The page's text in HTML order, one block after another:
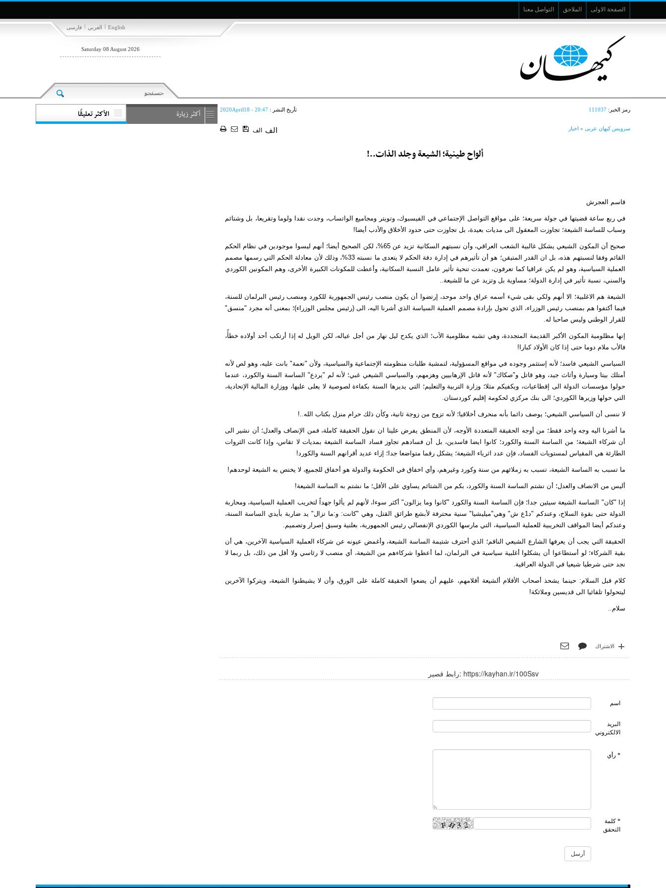
الصفحة الاولى الملاحق التواصل معنا
فارسی | العربي | English
Saturday 08 August 2026
رمز الخبر: 111037 تأريخ النشر :2020April18 - 20:47
سرویس کیهان عربی » اخبار الف الف
ألواح طينية؛ الشيعة وجلد الذات..!
قاسم العجرش
في ربع ساعة قضيتها في جولة سريعة؛ على مواقع التواصل الإجتماعي في الفيسبوك، وتويتر ومجاميع الواتساب، وجدت نقدا ولوما وتقريعا، بل وشتائم
وسباب للساسة الشيعة؛ تجاوزت المعقول الى مديات بعيدة، بل تجاوزت حتى حدود الأخلاق والأدب أيضا!
صحيح أن المكون الشيعي يشكل غالبية الشعب العراقي، وأن نسبتهم السكانية تزيد عن 65%، لكن الصحيح أيضا؛ أنهم ليسوا موجودين في نظام الحكم
القائم وفقا لنسبتهم هذه، بل ان القدر المتيقن؛ هو أن تأثيرهم في إدارة دفة الحكم لا يتعدى ما نسبته 33%، وذلك لأن معادلة الحكم التي رسمها مصمم
العملية السياسية، وهو لم يكن عراقيا كما تعرفون، تعمدت تنحية تأثير عامل النسبة السكانية، وأعطت للمكونات الكبيرة الأخرى، وهم المكونين الكوردي
والسني، نسبة تأثير في إدارة الدولة؛ مساوية بل وتزيد عن ما للشيعة..
الشيعة هم الاغلبية؛ الا أنهم ولكي بقى شيء أسمه عراق واحد موحد، إرتضوا أن يكون منصب رئيس الجمهورية للكورد ومنصب رئيس البرلمان للسنة،
فيما أكتفوا هم بمنصب رئيس الوزراء، الذي تحول بإرادة مصمم العملية السياسة الذي أشرنا اليه، الى (رئيس مجلس الوزراء)؛ بمعنى أنه مجرد "منسق"
للقرار الوطني وليس صاحبا له.
إنها مظلومية المكون الأكبر القديمة المتجددة، وهي تشبه مظلومية الأب؛ الذي يكدح ليل نهار من أجل عياله، لكن الويل له إذا أرتكب أحد أولاده خطأً،
فالأب ملام دوما حتى إذا كان الأولاد كبارا!
السياسي الشيعي فاسد؛ لأنه إستثمر وجوده في مواقع المسؤولية، لتمشية طلبات منظومته الإجتماعية والسياسية، ولأن "نعمة" بانت عليه، وهو لص لأنه
أمتلك بيتا وسيارة وأثاث جيد، وهو قاتل و"صكاك" لأنه قاتل الإرهابيين وهزمهم، والسياسي الشيعي غبي؛ لأنه لم "يردع" الساسة السنة والكورد، عندما
حولوا مؤسسات الدولة الى إقطاعيات، ويكفيكم مثلا؛ وزارة التربية والتعليم؛ التي يديرها السنة بكفاءة لصوصية لا يعلى عليها، ووزارة المالية الإتحادية،
التي حولها وزيرها الكوردي؛ الى بنك مركزي لحكومة إقليم كوردستان.
لا ننسى أن السياسي الشيعي؛ يوصف دائما بأنه منحرف أخلاقيا؛ لأنه تزوج من زوجة ثانية، وكأن ذلك حرام منزل بكتاب الله..!
ما أشرنا اليه وجه واحد فقط؛ من أوجه الحقيقة المتعددة الأوجه، لأن المنطق يفرض علينا ان نقول الحقيقة كاملة، فمن الإنصاف والعدل؛ أن نشير الى
أن شركاء الشيعة؛ من الساسة السنة والكورد؛ كانوا ايضا فاسدين، بل أن فسادهم تجاوز فساد الساسة الشيعة بمديات لا تقاس، وإذا كانت الثروات
الطارئة هي المقياس لمستويات الفساد، فإن عدد اثرياء الشيعة؛ يشكل رقما متواضعا جدا؛ إزاء عديد أقرانهم السنة والكورد!
ما تسبب به الساسة الشيعة، تسبب به زملائهم من سنة وكورد وغيرهم، وأي اخفاق في الحكومة والدولة هو أخفاق للجميع، لا يختص به الشيعة لوحدهم!
أليس من الانصاف والعدل؛ أن نشتم الساسة السنة والكورد، بكم من الشتائم يساوي على الأقل؛ ما نشتم به الساسة الشيعة!
إذا "كان" الساسة الشيعة سيئين جدا؛ فإن الساسة السنة والكورد "كانوا وما يزالون" أكثر سوءا، لأنهم لم يألوا جهداً لتخريب العملية السياسية، ومحاربة
الدولة حتى بقوة السلاح، وعندكم "د1ع ش" وهي"ميليشيا" سنية محترفة لأبشع طرائق القتل، وهي "كانت: و:ما تزال" يد ضاربة بأيدي الساسة السنة،
وعندكم أيضا المواقف التخريبية للعملية السياسية، التي مارسها الكوردي الإنفصالي رئيس الجمهورية، بعلنية وسبق إصرار وتصميم.
الحقيقة التي يجب أن يعرفها الشارع الشيعي الناقم؛ الذي أحترف شتيمة الساسة الشيعة، وأغمض عيونه عن شركاء العملية السياسية الآخرين، هي أن
بقية الشركاء؛ لو أستطاعوا أن يشكلوا أغلبية سياسية في البرلمان، لما أعطوا شركاءهم من الشيعة، أي منصب لا رئاسي ولا أقل من ذلك، بل ربما لا
نجد حتى شرطيا شيعيا في الدولة العراقية.
كلام قبل السلام: حينما يشحذ أصحاب الأقلام ألشيعة أقلامهم، عليهم أن يضعوا الحقيقة كاملة على الورق، وأن لا يشيطنوا الشيعة، ويتركوا الآخرين
ليتحولوا تلقائيا الى قديسين وملائكة!
سلام..
الاشتراك
رابط قصير: https://kayhan.ir/100Ssv
اسم
البريد
الالكتروني
* رأي
* كلمة
التحقق
أكثر زيارة الأكثر تعليقًا